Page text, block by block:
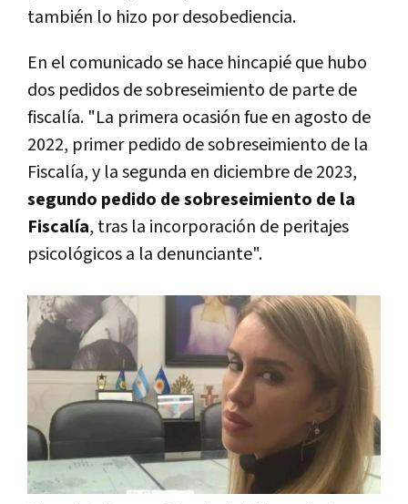
también lo hizo por desobediencia.
En el comunicado se hace hincapié que hubo
dos pedidos de sobreseimiento de parte de
fiscalía. "La primera ocasión fue en agosto de
2022, primer pedido de sobreseimiento de la
Fiscalía, y la segunda en diciembre de 2023,
segundo pedido de sobreseimiento de la
Fiscalía, tras la incorporación de peritajes
psicológicos a la denunciante".